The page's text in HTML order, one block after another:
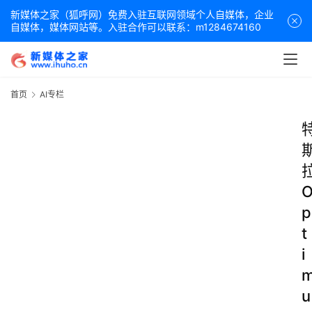
新媒体之家（狐呼网）免费入驻互联网领域个人自媒体，企业
自媒体，媒体网站等。入驻合作可以联系：m1284674160
首页 AI专栏
p
t
i
u